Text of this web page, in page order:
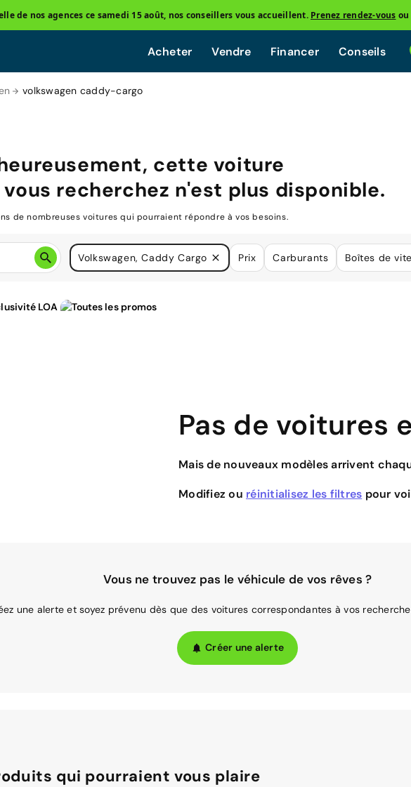
de nos agences ce samedi 15 août, nos conseillers vous accueillent. Prenez rendez-vous
Acheter Vendre Financer Conseils
volkswagen caddy-cargo
cette voiture
vous recherchez n'est plus disponible.
de nombreuses voitures qui pourraient répondre à vos besoins.
Volkswagen, Caddy Cargo Prix Carburants Boîtes de
Pas de voitures
Mais de nouveaux modèles arrivent
Modifiez ou réinitialisez les filtres pour
Vous ne trouvez pas le véhicule de vos rêves ?
une alerte et soyez prévenu dès que des voitures correspondantes à vos
Créer une alerte
qui pourraient vous plaire